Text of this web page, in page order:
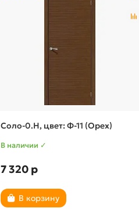
Соло-0.H, цвет: Ф-11 (Орех)
В наличии ✓
7 320 р
В корзину